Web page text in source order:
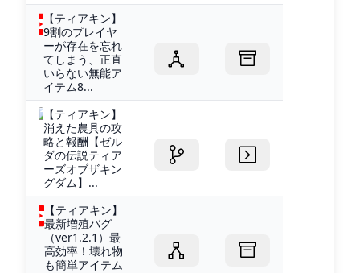
【ティアキン】
9割のプレイヤ
ーが存在を忘れ
てしまう、正直
いらない無能ア
イテム8...
【ティアキン】
消えた農具の攻
略と報酬【ゼル
ダの伝説ティア
ーズオブザキン
グダム】...
【ティアキン】
最新増殖バグ
（ver1.2.1）最
高効率！壊れ物
も簡単アイテム